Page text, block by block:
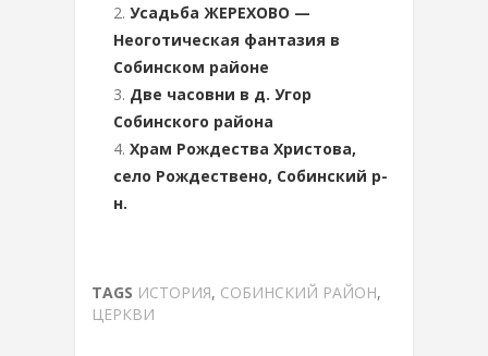
Усадьба ЖЕРЕХОВО —
Неоготическая фантазия в
Собинском районе
Две часовни в д. Угор
Собинского района
Храм Рождества Христова,
село Рождествено, Собинский р-
н.
TAGS ИСТОРИЯ, СОБИНСКИЙ РАЙОН,
ЦЕРКВИ